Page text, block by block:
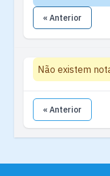
« Anterior
Não existem
« Anterior